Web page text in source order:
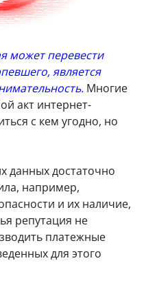
может перевести
является
Многие
акт интернет-
с кем угодно, но
данных достаточно
например,
и их наличие,
репутация не
платежные
для этого